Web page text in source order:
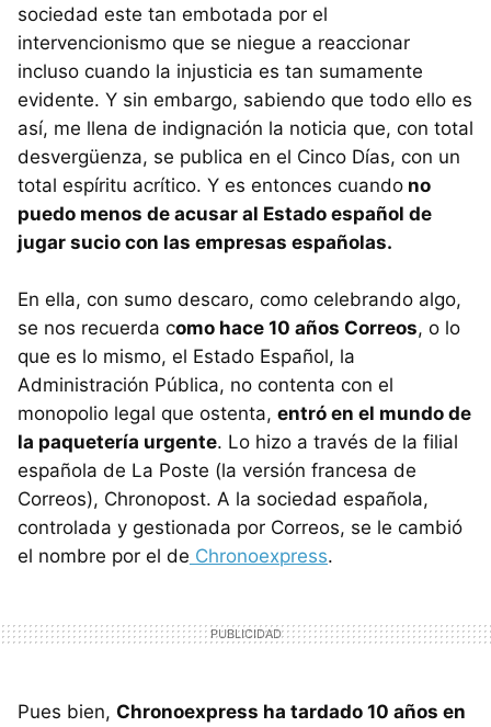
sociedad este tan embotada por el
intervencionismo que se niegue a reaccionar
incluso cuando la injusticia es tan sumamente
evidente. Y sin embargo, sabiendo que todo ello es
así, me llena de indignación la noticia que, con total
desvergüenza, se publica en el Cinco Días, con un
total espíritu acrítico. Y es entonces cuando no
puedo menos de acusar al Estado español de
jugar sucio con las empresas españolas.
En ella, con sumo descaro, como celebrando algo,
se nos recuerda como hace 10 años Correos, o lo
que es lo mismo, el Estado Español, la
Administración Pública, no contenta con el
monopolio legal que ostenta, entró en el mundo de
la paquetería urgente. Lo hizo a través de la filial
española de La Poste (la versión francesa de
Correos), Chronopost. A la sociedad española,
controlada y gestionada por Correos, se le cambió
el nombre por el de Chronoexpress.
Pues bien, Chronoexpress ha tardado 10 años en